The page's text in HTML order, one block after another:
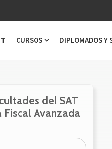
CURSOS
Show submenu
DIPLOMADOS Y
del SAT
Avanzada